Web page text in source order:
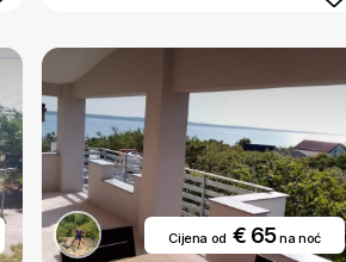
Cijena od € 65na noć